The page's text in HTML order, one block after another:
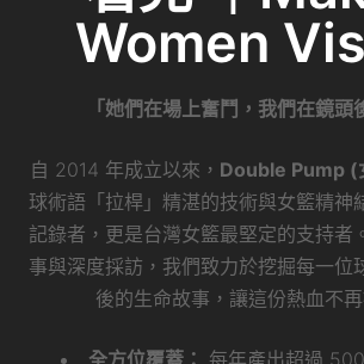
k
Women
「她們在場上奮鬥，我們在鏡頭
自 2014 年成立以來， Double Pump (
球術語「拉桿」精湛的技術與女籃精神
記錄者，更是台灣女籃最堅定的支持者
事與深度採訪，我們致力於挖掘每一位
後的生命故事，讓這份熱血不再
全方位覆蓋： 每年產出超過